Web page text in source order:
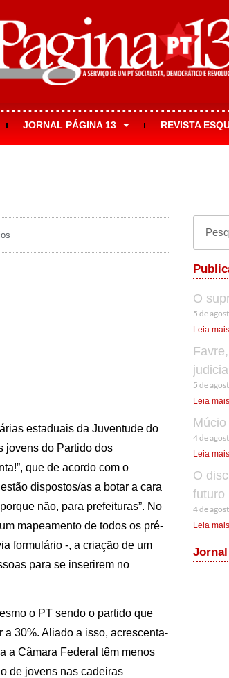
JORNAL PÁGINA 13 REVISTA
estaduais da Juventude do
jovens do Partido dos
que de acordo com o
dispostos/as a botar a cara
não, para prefeituras”. No
mapeamento de todos os pré-
formulário -, a criação de um
para se inserirem no
o PT sendo o partido que
30%. Aliado a isso, acrescenta-
a Câmara Federal têm menos
de jovens nas cadeiras
O
5 de
Leia
5 de
Leia
4 de
Leia
O
futuro
4 de
Leia